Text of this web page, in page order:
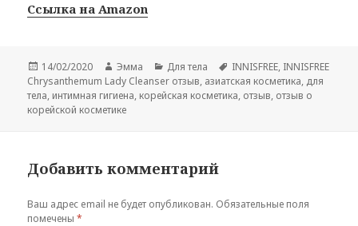
Ссылка на Amazon
Опубликовано
14/02/2020 Автор
Эмма Рубрики
Для тела Метки
INNISFREE, INNISFREE
Chrysanthemum Lady Cleanser отзыв, азиатская косметика, для
тела, интимная гигиена, корейская косметика, отзыв, отзыв о
корейской косметике
Добавить комментарий
Ваш адрес email не будет опубликован. Обязательные поля
помечены*